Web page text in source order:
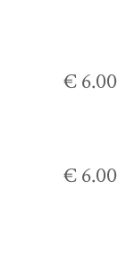
€ 6.00
€ 6.00